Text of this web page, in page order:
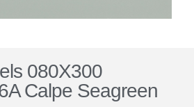
080X300
Calpe Seagreen